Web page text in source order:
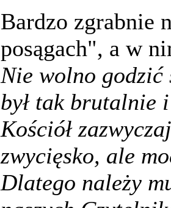
Bardzo zgrabnie
posągach", a w
Nie wolno godzić
był tak brutalnie
Kościół
zwycięsko, ale
Dlatego należy